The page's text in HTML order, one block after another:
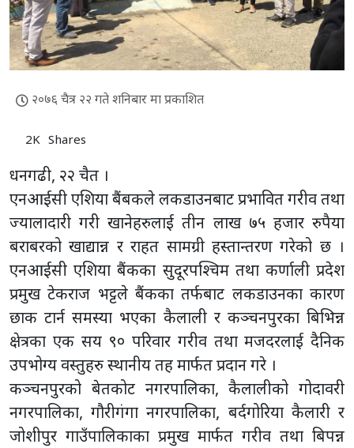
२०७६ चैत्र २२ गते शनिबार मा प्रकाशित
2K Shares
धनगढी, २२ चैत ।
एनआईसी एशिया बैंबकले लकडाउनबाट प्रभावित गरीव तथा
ज्यालादारी गरी खानेहरुलाई तीन लाख ७५ हजार रुपैया
बराबरको खाद्यान्न र राहत सामग्री हस्तान्तरण गरेको छ ।
एनआईसी एशिया बैंकका सुदूरपश्चिम तथा कर्णाली प्रदेश
प्रमुख टेकराज भट्टले बैंकका तर्फबाट लकडाउनका कारण
छाक टार्न समस्या भएका कैलाली र कञ्चनपुरका बिभिन्न
क्षेत्रका एक सय ९० परिवार गरीव तथा मजदरलाई दैनिक
उपभोग्य वस्तुहरु स्थानीय तह मार्फत प्रदान गरे ।
कञ्चनपुरको बेतकोट नगरपालिका, कैलालीको गोदावरी
नगरपालिका, गौरीगंगा नगरपालिका, बर्दगोरिया कैलारी र
जोशीपुर गाउँपालिकाका प्रमुख मार्फत गरीव तथा बिपन्न